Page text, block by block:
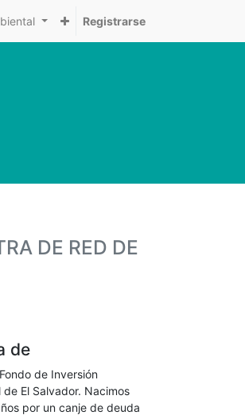
Registrarse
DE RED DE
de
de Inversión
de El Salvador. Nacimos
por un canje de deuda